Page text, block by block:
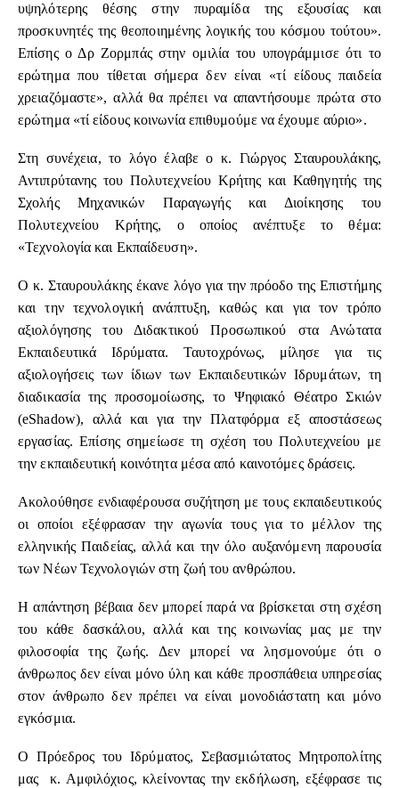
υψηλότερης θέσης στην πυραμίδα της εξουσίας και
προσκυνητές της θεοποιημένης λογικής του κόσμου τούτου».
Επίσης ο Δρ Ζορμπάς στην ομιλία του υπογράμμισε ότι το
ερώτημα που τίθεται σήμερα δεν είναι «τί είδους παιδεία
χρειαζόμαστε», αλλά θα πρέπει να απαντήσουμε πρώτα στο
ερώτημα «τί είδους κοινωνία επιθυμούμε να έχουμε αύριο».
Στη συνέχεια, το λόγο έλαβε ο κ. Γιώργος Σταυρουλάκης,
Αντιπρύτανης του Πολυτεχνείου Κρήτης και Καθηγητής της
Σχολής Μηχανικών Παραγωγής και Διοίκησης του
Πολυτεχνείου Κρήτης, ο οποίος ανέπτυξε το θέμα:
«Τεχνολογία και Εκπαίδευση».
Ο κ. Σταυρουλάκης έκανε λόγο για την πρόοδο της Επιστήμης
και την τεχνολογική ανάπτυξη, καθώς και για τον τρόπο
αξιολόγησης του Διδακτικού Προσωπικού στα Ανώτατα
Εκπαιδευτικά Ιδρύματα. Ταυτοχρόνως, μίλησε για τις
αξιολογήσεις των ίδιων των Εκπαιδευτικών Ιδρυμάτων, τη
διαδικασία της προσομοίωσης, το Ψηφιακό Θέατρο Σκιών
(eShadow), αλλά και για την Πλατφόρμα εξ αποστάσεως
εργασίας. Επίσης σημείωσε τη σχέση του Πολυτεχνείου με
την εκπαιδευτική κοινότητα μέσα από καινοτόμες δράσεις.
Ακολούθησε ενδιαφέρουσα συζήτηση με τους εκπαιδευτικούς
οι οποίοι εξέφρασαν την αγωνία τους για το μέλλον της
ελληνικής Παιδείας, αλλά και την όλο αυξανόμενη παρουσία
των Νέων Τεχνολογιών στη ζωή του ανθρώπου.
Η απάντηση βέβαια δεν μπορεί παρά να βρίσκεται στη σχέση
του κάθε δασκάλου, αλλά και της κοινωνίας μας με την
φιλοσοφία της ζωής. Δεν μπορεί να λησμονούμε ότι ο
άνθρωπος δεν είναι μόνο ύλη και κάθε προσπάθεια υπηρεσίας
στον άνθρωπο δεν πρέπει να είναι μονοδιάστατη και μόνο
εγκόσμια.
Ο Πρόεδρος του Ιδρύματος, Σεβασμιώτατος Μητροπολίτης
μας κ. Αμφιλόχιος, κλείνοντας την εκδήλωση, εξέφρασε τις